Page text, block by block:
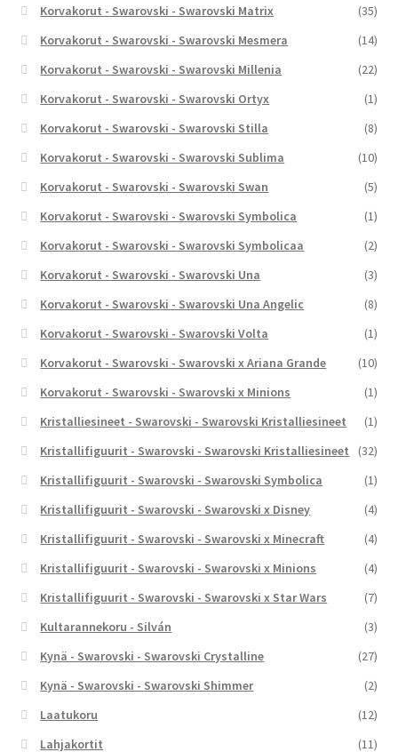
Korvakorut - Swarovski - Swarovski Matrix
(35)
Korvakorut - Swarovski - Swarovski Mesmera
(14)
Korvakorut - Swarovski - Swarovski Millenia
(22)
Korvakorut - Swarovski - Swarovski Ortyx
(1)
Korvakorut - Swarovski - Swarovski Stilla
(8)
Korvakorut - Swarovski - Swarovski Sublima
(10)
Korvakorut - Swarovski - Swarovski Swan
(5)
Korvakorut - Swarovski - Swarovski Symbolica
(1)
Korvakorut - Swarovski - Swarovski Symbolicaa
(2)
Korvakorut - Swarovski - Swarovski Una
(3)
Korvakorut - Swarovski - Swarovski Una Angelic
(8)
Korvakorut - Swarovski - Swarovski Volta
(1)
Korvakorut - Swarovski - Swarovski x Ariana Grande
(10)
Korvakorut - Swarovski - Swarovski x Minions
(1)
Kristalliesineet - Swarovski - Swarovski Kristalliesineet
(1)
Kristallifiguurit - Swarovski - Swarovski Kristalliesineet
(32)
Kristallifiguurit - Swarovski - Swarovski Symbolica
(1)
Kristallifiguurit - Swarovski - Swarovski x Disney
(4)
Kristallifiguurit - Swarovski - Swarovski x Minecraft
(4)
Kristallifiguurit - Swarovski - Swarovski x Minions
(4)
Kristallifiguurit - Swarovski - Swarovski x Star Wars
(7)
Kultarannekoru - Silván
(3)
Kynä - Swarovski - Swarovski Crystalline
(27)
Kynä - Swarovski - Swarovski Shimmer
(2)
Laatukoru
(12)
Lahjakortit
(11)